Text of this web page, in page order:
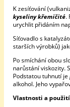
K zesíťování
kyseliny křemičité.
urychlit přidáním
Síťovadlo s
starších výrobků)
Po smíchání obou
narůstání viskozity.
Podstatou tuhnutí je
alkohol. Jeho
Vlastnosti a použití